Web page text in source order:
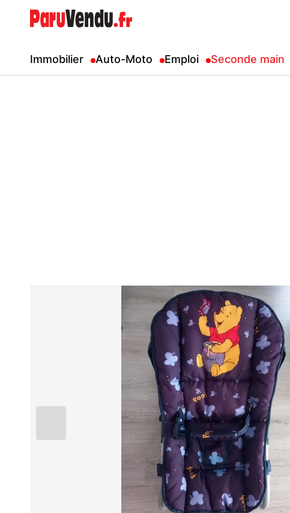
Immobilier Auto-Moto Emploi Seconde main